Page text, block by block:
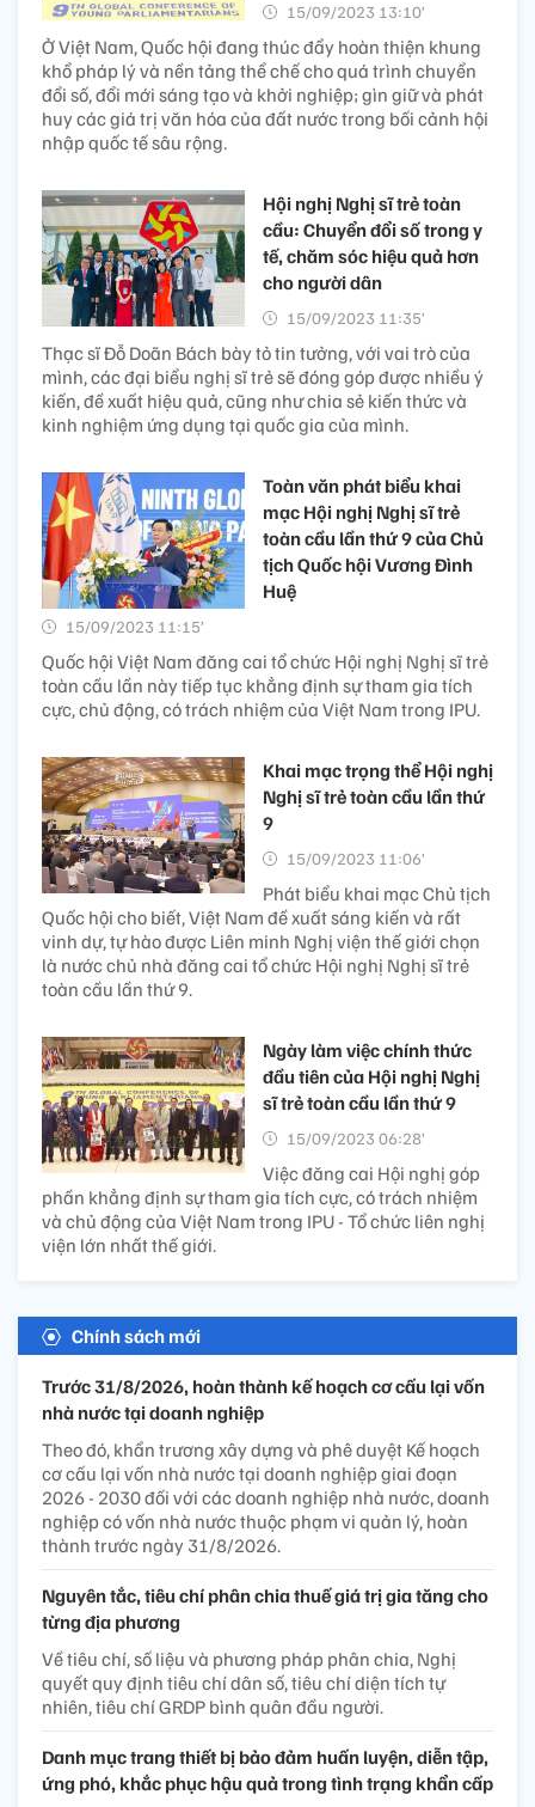
15/09/2023 13:10’
Ở Việt Nam, Quốc hội đang thúc đẩy hoàn thiện khung
khổ pháp lý và nền tảng thể chế cho quá trình chuyển
đổi số, đổi mới sáng tạo và khởi nghiệp; gìn giữ và phát
huy các giá trị văn hóa của đất nước trong bối cảnh hội
nhập quốc tế sâu rộng.
Hội nghị Nghị sĩ trẻ toàn
cầu: Chuyển đổi số trong y
tế, chăm sóc hiệu quả hơn
cho người dân
15/09/2023 11:35’
Thạc sĩ Đỗ Doãn Bách bày tỏ tin tưởng, với vai trò của
mình, các đại biểu nghị sĩ trẻ sẽ đóng góp được nhiều ý
kiến, đề xuất hiệu quả, cũng như chia sẻ kiến thức và
kinh nghiệm ứng dụng tại quốc gia của mình.
Toàn văn phát biểu khai
mạc Hội nghị Nghị sĩ trẻ
toàn cầu lần thứ 9 của Chủ
tịch Quốc hội Vương Đình
Huệ
15/09/2023 11:15’
Quốc hội Việt Nam đăng cai tổ chức Hội nghị Nghị sĩ trẻ
toàn cầu lần này tiếp tục khẳng định sự tham gia tích
cực, chủ động, có trách nhiệm của Việt Nam trong IPU.
Khai mạc trọng thể Hội nghị
Nghị sĩ trẻ toàn cầu lần thứ
9
15/09/2023 11:06’
Phát biểu khai mạc Chủ tịch
Quốc hội cho biết, Việt Nam đề xuất sáng kiến và rất
vinh dự, tự hào được Liên minh Nghị viện thế giới chọn
là nước chủ nhà đăng cai tổ chức Hội nghị Nghị sĩ trẻ
toàn cầu lần thứ 9.
Ngày làm việc chính thức
đầu tiên của Hội nghị Nghị
sĩ trẻ toàn cầu lần thứ 9
15/09/2023 06:28’
Việc đăng cai Hội nghị góp
phần khẳng định sự tham gia tích cực, có trách nhiệm
và chủ động của Việt Nam trong IPU - Tổ chức liên nghị
viện lớn nhất thế giới.
Chính sách mới
Trước 31/8/2026, hoàn thành kế hoạch cơ cấu lại vốn
nhà nước tại doanh nghiệp
Theo đó, khẩn trương xây dựng và phê duyệt Kế hoạch
cơ cấu lại vốn nhà nước tại doanh nghiệp giai đoạn
2026 - 2030 đối với các doanh nghiệp nhà nước, doanh
nghiệp có vốn nhà nước thuộc phạm vi quản lý, hoàn
thành trước ngày 31/8/2026.
Nguyên tắc, tiêu chí phân chia thuế giá trị gia tăng cho
từng địa phương
Về tiêu chí, số liệu và phương pháp phân chia, Nghị
quyết quy định tiêu chí dân số, tiêu chí diện tích tự
nhiên, tiêu chí GRDP bình quân đầu người.
Danh mục trang thiết bị bảo đảm huấn luyện, diễn tập,
ứng phó, khắc phục hậu quả trong tình trạng khẩn cấp